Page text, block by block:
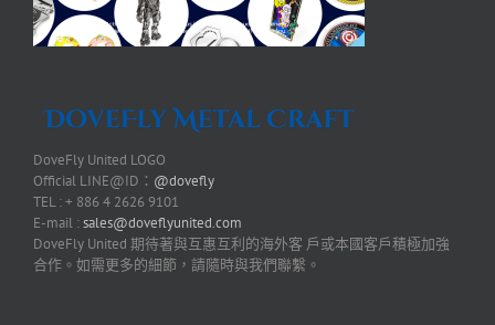
DoveFly United LOGO
Official LINE@ID： @dovefly
TEL : + 886 4 2626 9101
E-mail :sales@doveflyunited.com
DoveFly United 期待著與互惠互利的海外客 戶或本國客戶積極加強
合作。如需更多的細節，請隨時與我們聯繫。